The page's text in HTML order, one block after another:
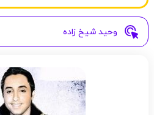
وحید شیخ زاده